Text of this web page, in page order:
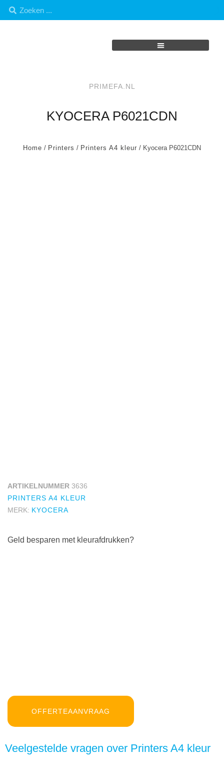
PRIMEFA.NL
KYOCERA P6021CDN
Home / Printers / Printers A4 kleur / Kyocera P6021CDN
ARTIKELNUMMER 3636
PRINTERS A4 KLEUR
MERK: KYOCERA
Geld besparen met kleurafdrukken?
OFFERTEAANVRAAG
Veelgestelde vragen over Printers A4 kleur